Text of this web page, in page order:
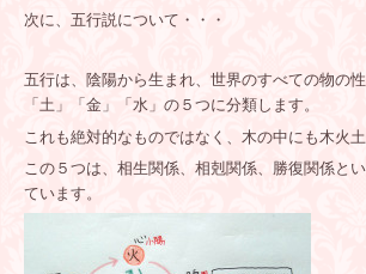
次に、五行説について・・・
五行は、陰陽から生まれ、世界のすべての物の性
「土」「金」「水」の５つに分類します。
これも絶対的なものではなく、木の中にも木火土
この５つは、相生関係、相剋関係、勝復関係と
ています。